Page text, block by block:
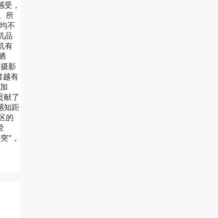
，
所
不
品
有
影
越有
献了
知距
的
”，